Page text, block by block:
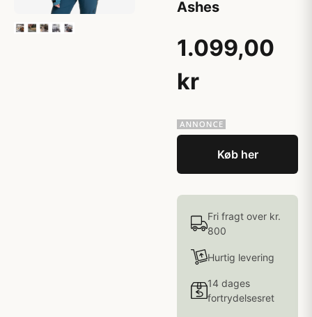
Ashes
1.099,00
kr
Køb her
Fri fragt over kr.
800
Hurtig levering
14 dages
fortrydelsesret